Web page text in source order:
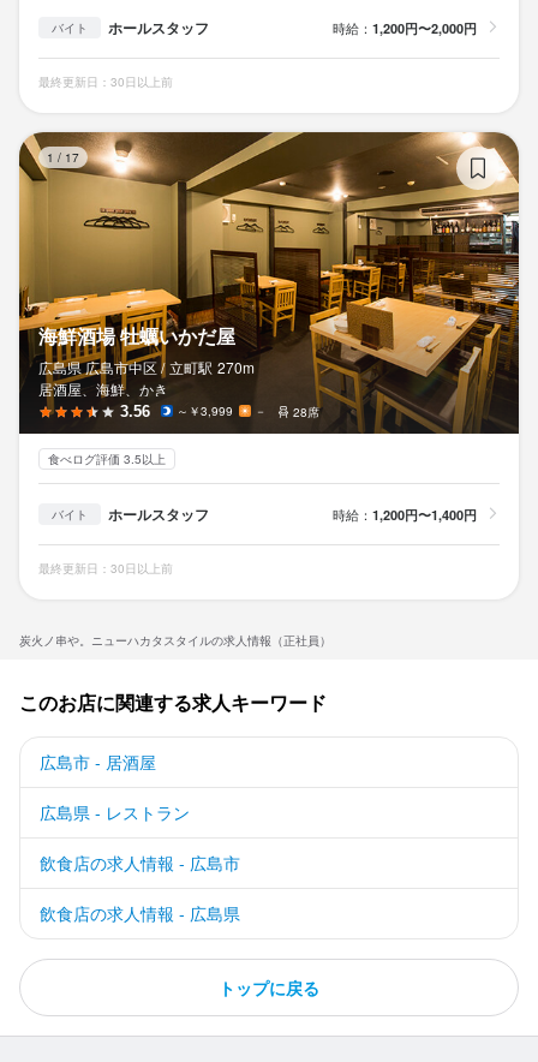
炭火ノ串や。ニューハカタスタイルの求人情報（正社員）
バイト ホールスタッフ 時給： 1,200円〜2,000円
最終更新日：30日以上前
1 / 17
海鮮酒場 牡蠣いかだ屋
広島県 広島市中区 / 立町駅 270m
居酒屋、海鮮、かき
3.56 ～￥3,999 － 28席
食べログ評価 3.5以上
バイト ホールスタッフ 時給： 1,200円〜1,400円
最終更新日：30日以上前
このお店に関連する求人キーワード
広島市 - 居酒屋
広島県 - レストラン
飲食店の求人情報 - 広島市
飲食店の求人情報 - 広島県
トップに戻る